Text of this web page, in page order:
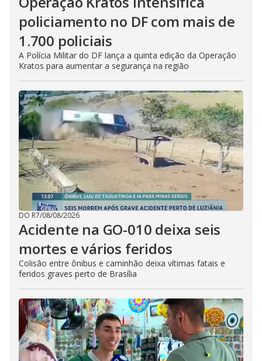
policiamento no DF com mais de
1.700 policiais
A Polícia Militar do DF lança a quinta edição da Operação
Kratos para aumentar a segurança na região
DO R7/08/08/2026
Acidente na GO-010 deixa seis
mortes e vários feridos
Colisão entre ônibus e caminhão deixa vítimas fatais e
feridos graves perto de Brasília